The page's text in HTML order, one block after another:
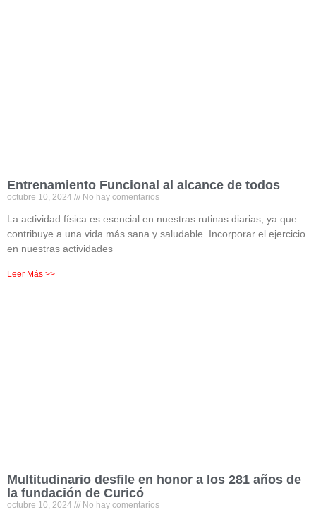
Entrenamiento Funcional al alcance de todos
octubre 10, 2024 No hay comentarios
La actividad física es esencial en nuestras rutinas diarias, ya que
contribuye a una vida más sana y saludable. Incorporar el ejercicio
en nuestras actividades
Leer Más >>
Multitudinario desfile en honor a los 281 años de
la fundación de Curicó
octubre 10, 2024 No hay comentarios